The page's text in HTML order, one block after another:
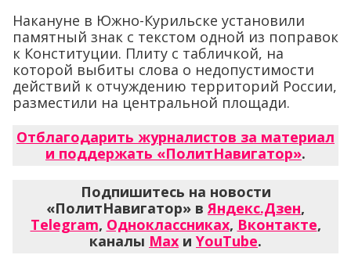
Накануне в Южно-Курильске установили
памятный знак с текстом одной из поправок
к Конституции. Плиту с табличкой, на
которой выбиты слова о недопустимости
действий к отчуждению территорий России,
разместили на центральной площади.
Отблагодарить журналистов за материал
и поддержать «ПолитНавигатор».
Подпишитесь на новости
«ПолитНавигатор» вЯндекс.Дзен,
Telegram, Одноклассниках, Вконтакте,
каналы Max и YouTube.